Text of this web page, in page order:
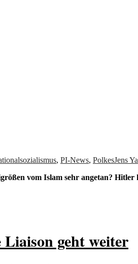
, PI-News, PolkesJens
vom Islam sehr angetan?
geht weiter